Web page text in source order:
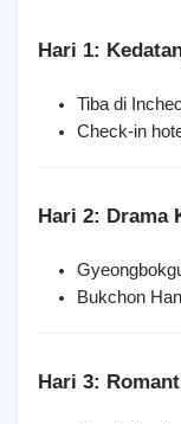
Hari 1:
Tiba di
Check-in
Hari 2: Drama
Bukchon
Hari 3: